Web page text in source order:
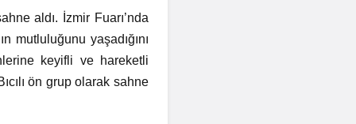
aldı. İzmir Fuarı’nda
mutluluğunu yaşadığını
keyifli ve hareketli
ön grup olarak sahne